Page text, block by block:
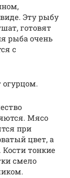
Эту рыбу
готовят
рыба очень
с
Мясо
при
цвет, а
Кости тонкие
смело